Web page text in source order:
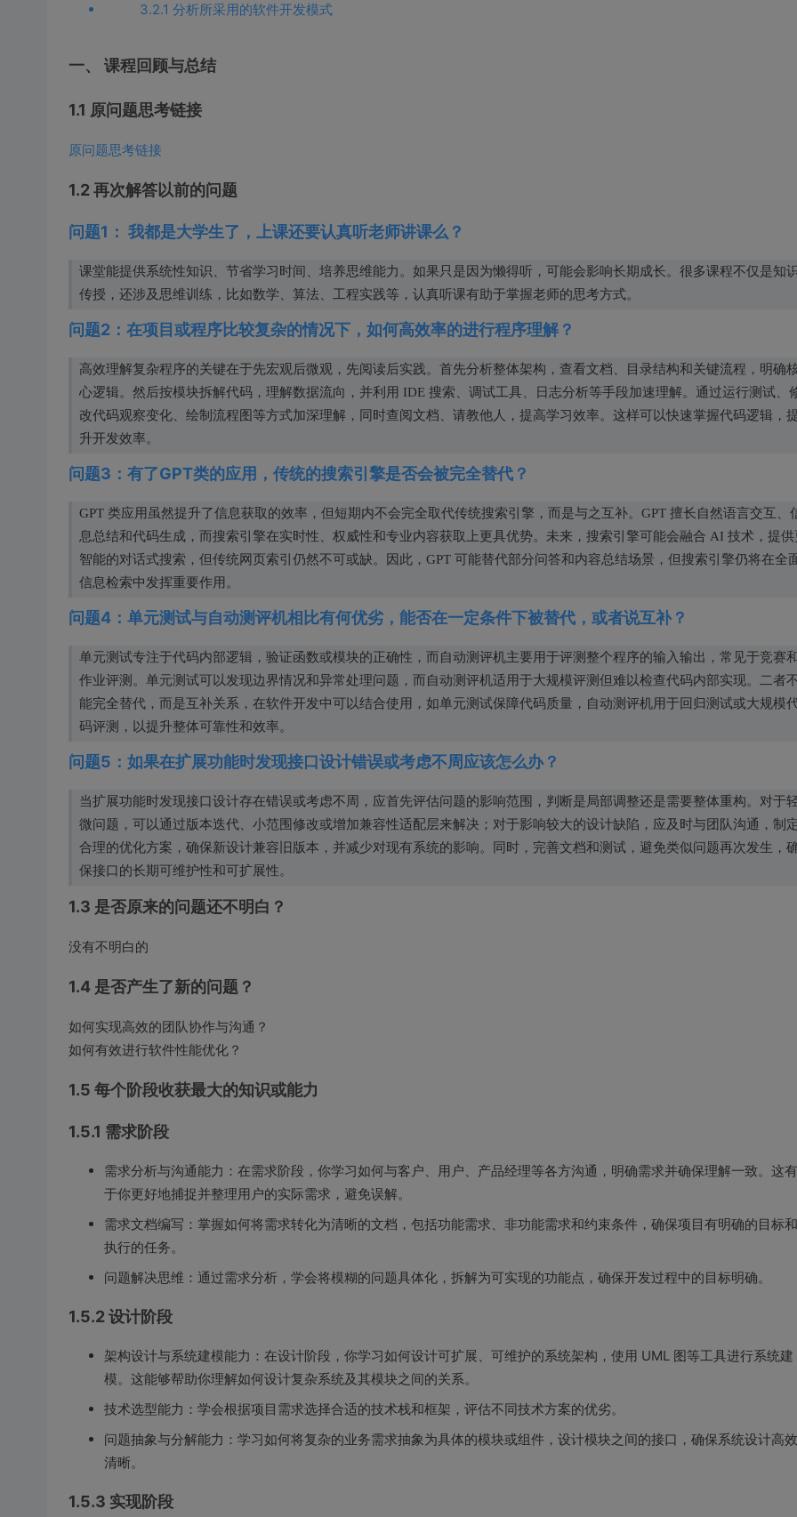
3.2.1 分析所采用的软件开发模式
一、 课程回顾与总结
1.1 原问题思考链接
原问题思考链接
1.2 再次解答以前的问题
问题1： 我都是大学生了，上课还要认真听老师讲课么？
课堂能提供系统性知识、节省学习时间、培养思维能力。如果只是因为懒得听，可能会影响长期成长。很多课程不仅是知
传授，还涉及思维训练，比如数学、算法、工程实践等，认真听课有助于掌握老师的思考方式。
问题2：在项目或程序比较复杂的情况下，如何高效率的进行程序理解？
高效理解复杂程序的关键在于先宏观后微观，先阅读后实践。首先分析整体架构，查看文档、目录结构和关键流程，明确
心逻辑。然后按模块拆解代码，理解数据流向，并利用 IDE 搜索、调试工具、日志分析等手段加速理解。通过运行测试、
改代码观察变化、绘制流程图等方式加深理解，同时查阅文档、请教他人，提高学习效率。这样可以快速掌握代码逻辑，
升开发效率。
问题3：有了GPT类的应用，传统的搜索引擎是否会被完全替代？
GPT 类应用虽然提升了信息获取的效率，但短期内不会完全取代传统搜索引擎，而是与之互补。GPT 擅长自然语言交互、
息总结和代码生成，而搜索引擎在实时性、权威性和专业内容获取上更具优势。未来，搜索引擎可能会融合 AI 技术，提供
智能的对话式搜索，但传统网页索引仍然不可或缺。因此，GPT 可能替代部分问答和内容总结场景，但搜索引擎仍将在全
信息检索中发挥重要作用。
问题4：单元测试与自动测评机相比有何优劣，能否在一定条件下被替代，或者说互补？
单元测试专注于代码内部逻辑，验证函数或模块的正确性，而自动测评机主要用于评测整个程序的输入输出，常见于竞赛
作业评测。单元测试可以发现边界情况和异常处理问题，而自动测评机适用于大规模评测但难以检查代码内部实现。二者
能完全替代，而是互补关系，在软件开发中可以结合使用，如单元测试保障代码质量，自动测评机用于回归测试或大规模
码评测，以提升整体可靠性和效率。
问题5：如果在扩展功能时发现接口设计错误或考虑不周应该怎么办？
当扩展功能时发现接口设计存在错误或考虑不周，应首先评估问题的影响范围，判断是局部调整还是需要整体重构。对于
微问题，可以通过版本迭代、小范围修改或增加兼容性适配层来解决；对于影响较大的设计缺陷，应及时与团队沟通，制
合理的优化方案，确保新设计兼容旧版本，并减少对现有系统的影响。同时，完善文档和测试，避免类似问题再次发生，
保接口的长期可维护性和可扩展性。
1.3 是否原来的问题还不明白？
没有不明白的
1.4 是否产生了新的问题？
如何实现高效的团队协作与沟通？
如何有效进行软件性能优化？
1.5 每个阶段收获最大的知识或能力
1.5.1 需求阶段
需求分析与沟通能力：在需求阶段，你学习如何与客户、用户、产品经理等各方沟通，明确需求并确保理解一致。这
于你更好地捕捉并整理用户的实际需求，避免误解。
需求文档编写：掌握如何将需求转化为清晰的文档，包括功能需求、非功能需求和约束条件，确保项目有明确的目标
执行的任务。
问题解决思维：通过需求分析，学会将模糊的问题具体化，拆解为可实现的功能点，确保开发过程中的目标明确。
1.5.2 设计阶段
架构设计与系统建模能力：在设计阶段，你学习如何设计可扩展、可维护的系统架构，使用 UML 图等工具进行系统建
模。这能够帮助你理解如何设计复杂系统及其模块之间的关系。
技术选型能力：学会根据项目需求选择合适的技术栈和框架，评估不同技术方案的优劣。
问题抽象与分解能力：学习如何将复杂的业务需求抽象为具体的模块或组件，设计模块之间的接口，确保系统设计高
清晰。
1.5.3 实现阶段